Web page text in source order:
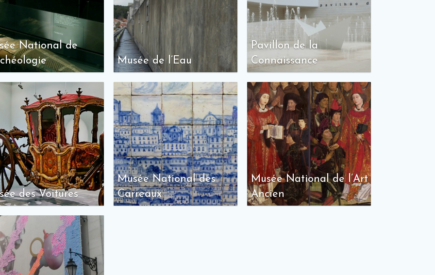
National de
Musée de l’Eau
Pavillon de la
Connaissance
des Voitures
Musée National des
Carreaux
Musée National de l’Art
Ancien